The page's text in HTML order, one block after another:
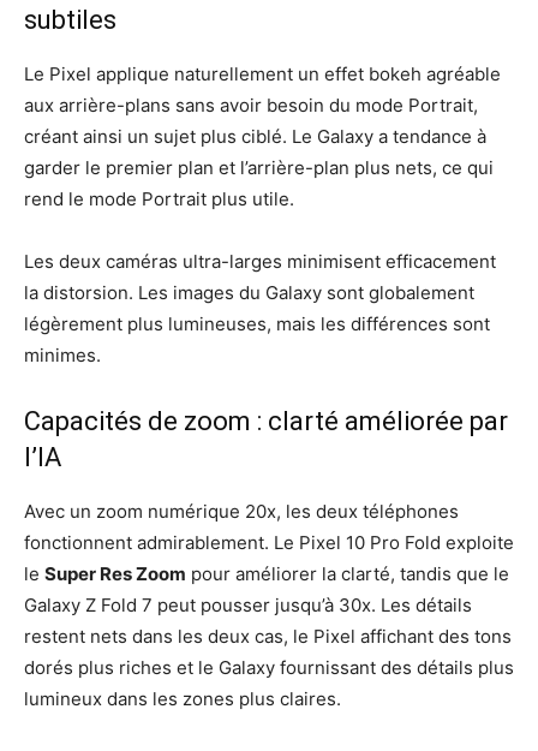
subtiles
Le Pixel applique naturellement un effet bokeh agréable
aux arrière-plans sans avoir besoin du mode Portrait,
créant ainsi un sujet plus ciblé. Le Galaxy a tendance à
garder le premier plan et l’arrière-plan plus nets, ce qui
rend le mode Portrait plus utile.
Les deux caméras ultra-larges minimisent efficacement
la distorsion. Les images du Galaxy sont globalement
légèrement plus lumineuses, mais les différences sont
minimes.
Capacités de zoom : clarté améliorée par
l’IA
Avec un zoom numérique 20x, les deux téléphones
fonctionnent admirablement. Le Pixel 10 Pro Fold exploite
le Super Res Zoom pour améliorer la clarté, tandis que le
Galaxy Z Fold 7 peut pousser jusqu’à 30x. Les détails
restent nets dans les deux cas, le Pixel affichant des tons
dorés plus riches et le Galaxy fournissant des détails plus
lumineux dans les zones plus claires.